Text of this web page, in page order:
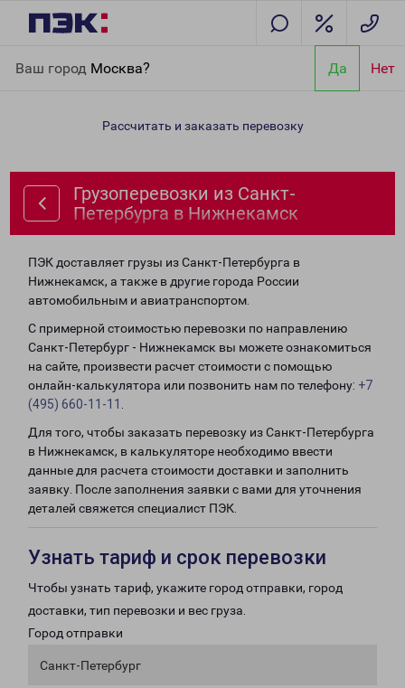
Ваш город Москва? Да Нет
Нижнекамск
Рассчитать и заказать перевозку
Грузоперевозки из Санкт-
Петербурга в Нижнекамск
ПЭК доставляет грузы из Санкт-Петербурга в
Нижнекамск, а также в другие города России
автомобильным и авиатранспортом.
С примерной стоимостью перевозки по направлению
Санкт-Петербург - Нижнекамск вы можете ознакомиться
на сайте, произвести расчет стоимости с помощью
онлайн-калькулятора или позвонить нам по телефону: +7
(495) 660-11-11
Для того, чтобы заказать перевозку из Санкт-Петербурга
в Нижнекамск, в калькуляторе необходимо ввести
данные для расчета стоимости доставки и заполнить
заявку. После заполнения заявки с вами для уточнения
деталей свяжется специалист ПЭК.
Узнать тариф и срок перевозки
Чтобы узнать тариф, укажите город отправки, город
доставки, тип перевозки и вес груза.
Город отправки
Санкт-Петербург